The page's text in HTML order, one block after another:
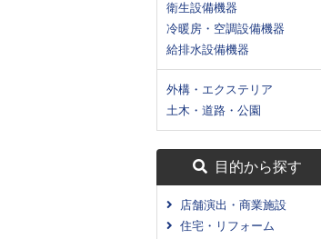
衛生設備機器
冷暖房・空調設備機器
給排水設備機器
外構・エクステリア
土木・道路・公園
目的から探す
店舗演出・商業施設
住宅・リフォーム